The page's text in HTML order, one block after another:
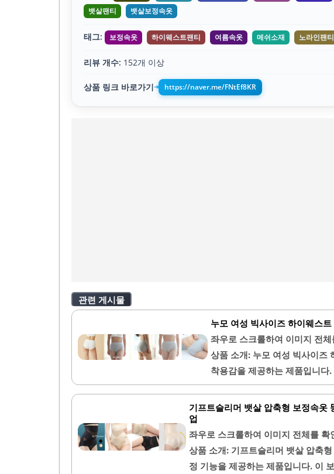
뱃살팬티
뱃살보정속옷
태그: 보정속옷 하이웨스트팬티 여름속옷 메쉬소재 노라인팬티
리뷰 개수: 152개 이상
상품 링크 바로가기 ➔ https://naver.me/FNtEf8KR
관련 게시물
누모 여성 빅사이즈 하이웨스
좌우로 스크롤하여 이미지 전
상품 소개: 누모 여성 빅사이즈
착용감을 제공하는 제품입니
적절히 덮어주어 안정감을 느
부드러운 감촉을 자랑하며, 피
다양한 체형을 고려한 빅사이
신의 사이즈에 맞는 제품을 찾
당히 덮어주는 디자인으로, 일
기프트슬리머 뱃살 압축형 보정속옷
업
좌우로 스크롤하여 이미지 전체를
상품 소개: 기프트슬리머 뱃살 압축
정 기능을 제공하는 제품입니다. 이